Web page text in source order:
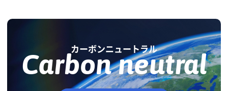
カーボンニュートラル
Carbon neutral